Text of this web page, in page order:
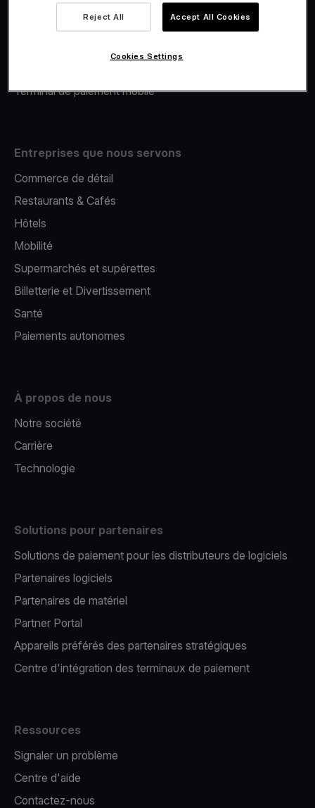
Financement Viva.com
Terminal de paiement mobile
Entreprises que nous servons
Commerce de détail
Restaurants & Cafés
Hôtels
Mobilité
Supermarchés et supérettes
Billetterie et Divertissement
Santé
Paiements autonomes
À propos de nous
Notre société
Carrière
Technologie
Solutions pour partenaires
Solutions de paiement pour les distributeurs de logiciels
Partenaires logiciels
Partenaires de matériel
Partner Portal
Appareils préférés des partenaires stratégiques
Centre d'intégration des terminaux de paiement
Ressources
Signaler un problème
Centre d'aide
Contactez-nous
Reject All Accept All Cookies
Cookies Settings